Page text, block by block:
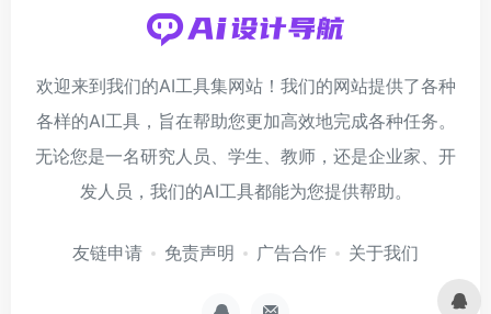
欢迎来到我们的AI工具集网站！我们的网站提供了各种
各样的AI工具，旨在帮助您更加高效地完成各种任务。
无论您是一名研究人员、学生、教师，还是企业家、开
发人员，我们的AI工具都能为您提供帮助。
友链申请 免责声明 广告合作 关于我们